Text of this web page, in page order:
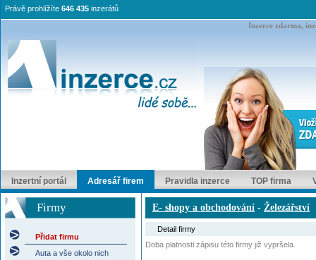
Inzerce zdarma,
Právě prohlížíte 646 435 inzerátů
Inzertní portál Adresář firem Pravidla inzerce TOP firma
Firmy
Přidat firmu
Auta a vše okolo nich
E- shopy a obchodování - Železářství
Detail firmy
Doba platnosti zápisu této firmy již vypršela.